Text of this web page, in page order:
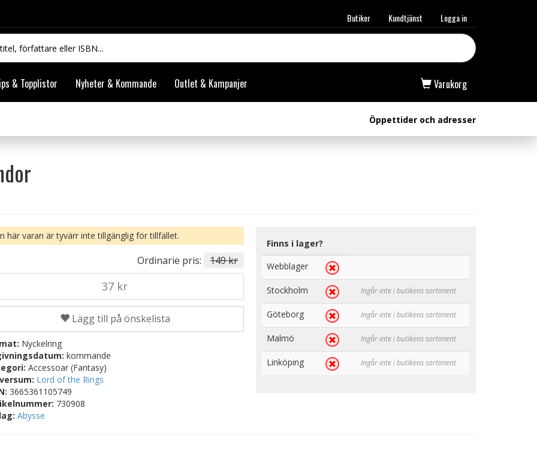
Butiker Kundtjänst Logga in
& Topplistor Nyheter & Kommande Outlet & Kampanjer Varukorg
Öppettider och adresser
här varan är tyvärr inte tillgänglig för tillfället.
Ordinarie pris: 149 kr
37 kr
Lägg till på önskelista
Nyckelring
kommande
Accessoar (Fantasy)
Lord of the Rings
3665361105749
730908
Abysse
Finns i lager?
Webblager
Stockholm Ingår inte i butikens sortiment
Göteborg Ingår inte i butikens sortiment
Malmö Ingår inte i butikens sortiment
Linköping Ingår inte i butikens sortiment